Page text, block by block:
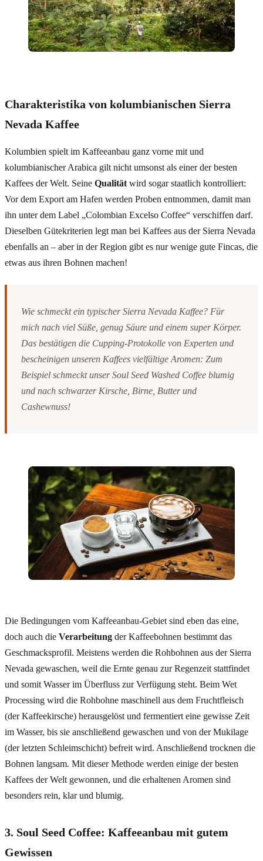
Charakteristika von kolumbianischen Sierra
Nevada Kaffee
Kolumbien spielt im Kaffeeanbau ganz vorne mit und
kolumbianischer Arabica gilt nicht umsonst als einer der besten
Kaffees der Welt. Seine Qualität wird sogar staatlich kontrolliert:
Vor dem Export am Hafen werden Proben entnommen, damit man
ihn unter dem Label „Colombian Excelso Coffee“ verschiffen darf.
Dieselben Gütekriterien legt man bei Kaffees aus der Sierra Nevada
ebenfalls an – aber in der Region gibt es nur wenige gute Fincas, die
etwas aus ihren Bohnen machen!
Wie schmeckt ein typischer Sierra Nevada Kaffee? Für
mich nach viel Süße, genug Säure und einem super Körper.
Das bestätigen die Cupping-Protokolle von Experten und
bescheinigen unseren Kaffees vielfältige Aromen: Zum
Beispiel schmeckt unser Soul Seed Washed Coffee blumig
und nach schwarzer Kirsche, Birne, Butter und
Cashewnuss!
Die Bedingungen vom Kaffeeanbau-Gebiet sind eben das eine,
doch auch die Verarbeitung der Kaffeebohnen bestimmt das
Geschmacksprofil. Meistens werden die Rohbohnen aus der Sierra
Nevada gewaschen, weil die Ernte genau zur Regenzeit stattfindet
und somit Wasser im Überfluss zur Verfügung steht. Beim Wet
Processing wird die Rohbohne maschinell aus dem Fruchtfleisch
(der Kaffeekirsche) herausgelöst und fermentiert eine gewisse Zeit
im Wasser, bis sie anschließend gewaschen und von der Mukilage
(der letzten Schleimschicht) befreit wird. Anschließend trocknen die
Bohnen langsam. Mit dieser Methode werden einige der besten
Kaffees der Welt gewonnen, und die erhaltenen Aromen sind
besonders rein, klar und blumig.
3. Soul Seed Coffee: Kaffeeanbau mit gutem
Gewissen